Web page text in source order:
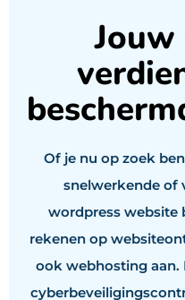
Of je nu op zoek
snelwerkende of
wordpress website
rekenen op
ook webhosting aan.